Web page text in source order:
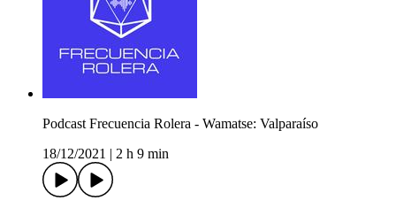
Podcast Frecuencia Rolera - Wamatse: Valparaíso
18/12/2021
2 h 9 min